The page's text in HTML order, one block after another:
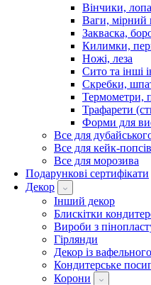
Вінчики,
Ваги, мірний
Закваска,
Килимки,
Ножі, леза
Сито та інші
Скребки,
Термометри,
Трафарети
Форми для
Все для
Все для кейк-попсів
Все для морозива
Подарункові сертифікати
Декор
Інший декор
Блискітки
Вироби з
Гірлянди
Декор із
Кондитерське
Корони